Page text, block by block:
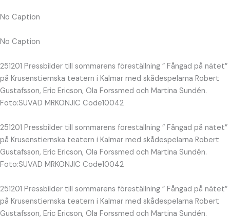
No Caption
No Caption
251201 Pressbilder till sommarens föreställning ” Fångad på nätet”
på Krusenstiernska teatern i Kalmar med skådespelarna Robert
Gustafsson, Eric Ericson, Ola Forssmed och Martina Sundén.
Foto:SUVAD MRKONJIC Code10042
251201 Pressbilder till sommarens föreställning ” Fångad på nätet”
på Krusenstiernska teatern i Kalmar med skådespelarna Robert
Gustafsson, Eric Ericson, Ola Forssmed och Martina Sundén.
Foto:SUVAD MRKONJIC Code10042
251201 Pressbilder till sommarens föreställning ” Fångad på nätet”
på Krusenstiernska teatern i Kalmar med skådespelarna Robert
Gustafsson, Eric Ericson, Ola Forssmed och Martina Sundén.